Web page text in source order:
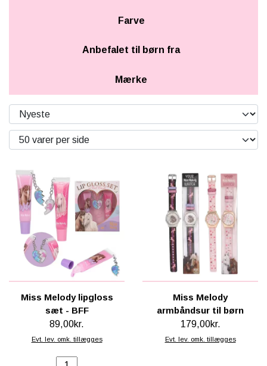
PAKKER & SÆT
TØJ & ACCESSORIES
VÆRELSE & SPISETID
HÅR, SMYKKER & TILBEHØR
SCHLEICH® HEST & TILBEHØR
SJOVE HESTE TING
Farve
Anbefalet til børn fra
Mærke
Miss Melody lipgloss
sæt - BFF
89,00kr.
Evt. lev. omk. tillægges
Miss Melody
armbåndsur til børn
179,00kr.
Evt. lev. omk. tillægges